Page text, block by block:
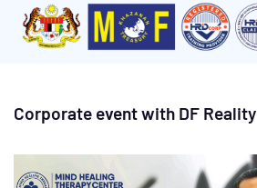
Corporate event with DF Reality